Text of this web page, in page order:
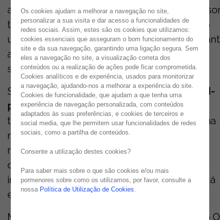
a Noesis marcou presença comoGold Sponsor
trazendo uma experiência única inspirada no
universoMatrix que desafiou +4.000
a repensar o futuro do desenvolvimento de
software.
Sob o conceito"Escapethe Coding Matrix
. AI-
powered Low-Code is Here", a Noesis
transformou o seu stand num portal para uma
nova realidade de desenvolvimento. O tema
ressoou junto dos participantes: quantas
organizações continuam presas em ciclos
intermináveis de código tradicional, quando já
existe uma alternativa?
Mas a Noesis não levou apenas um stand ao
Os cookies ajudam a melhorar a navegação no site,
personalizar a sua visita e dar acesso a funcionalidades de
redes sociais. Assim, estes são os cookies que utilizamos:
cookies essenciais que asseguram o bom funcionamento do
site e da sua navegação, garantindo uma ligação segura. Sem
eles a navegação no site, a visualização correta dos
conteúdos ou a realização de ações pode ficar comprometida.
Cookies analíticos e de experiência, usados para monitorizar
a navegação, ajudando-nos a melhorar a experiência do site.
Cookies de funcionalidade, que ajudam a que tenha uma
experiência de navegação personalizada, com conteúdos
adaptados às suas preferências, e cookies de terceiros e
social media, que lhe permitem usar funcionalidades de redes
sociais, como a partilha de conteúdos.
Consente a utilização destes cookies?
Para saber mais sobre o que são cookies e/ou mais
pormenores sobre como os utilizamos, por favor, consulte a
nossa Política de Utilização de Cookies